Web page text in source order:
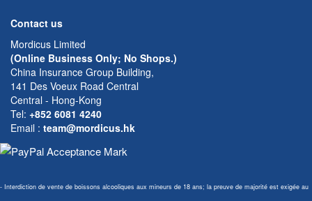
Contact us
Mordicus Limited
(Online Business Only; No Shops.)
China Insurance Group Building,
141 Des Voeux Road Central
Central - Hong-Kong
Tel: +852 6081 4240
Email : team@mordicus.hk
- Interdiction de vente de boissons alcooliques aux mineurs de 18 ans; la preuve de majorité est exigée au